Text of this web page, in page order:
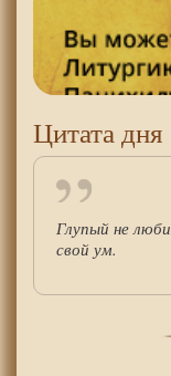
Цитата дня
Глупый не
свой ум.